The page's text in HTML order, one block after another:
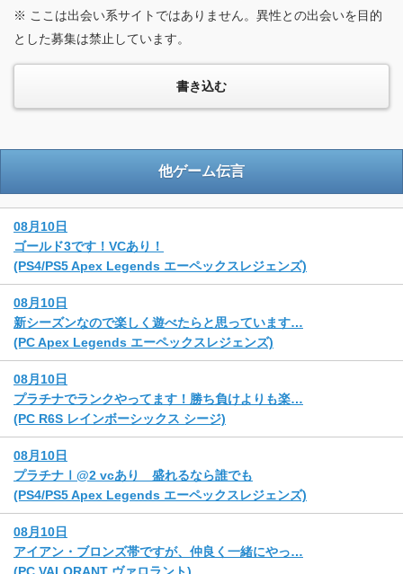
※ ここは出会い系サイトではありません。異性との出会いを目的
とした募集は禁止しています。
他ゲーム伝言
08月10日
ゴールド3です！VCあり！
(PS4/PS5 Apex Legends エーペックスレジェンズ)
08月10日
新シーズンなので楽しく遊べたらと思っています…
(PC Apex Legends エーペックスレジェンズ)
08月10日
プラチナでランクやってます！勝ち負けよりも楽…
(PC R6S レインボーシックス シージ)
08月10日
プラチナⅠ@2 vcあり 盛れるなら誰でも
(PS4/PS5 Apex Legends エーペックスレジェンズ)
08月10日
アイアン・ブロンズ帯ですが、仲良く一緒にやっ…